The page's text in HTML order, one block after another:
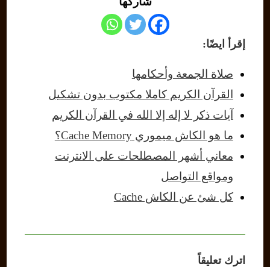
إقرأ ايضًا:
صلاة الجمعة وأحكامها
القرآن الكريم كاملا مكتوب بدون تشكيل
آيات ذكر لا إله إلا الله في القرآن الكريم
ما هو الكاش ميموري Cache Memory؟
معاني أشهر المصطلحات على الانترنت
ومواقع التواصل
كل شئ عن الكاش Cache
اترك تعليقاً